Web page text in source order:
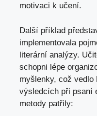
motivaci k učení.
Další příklad
implementovala
literární analýzy.
schopni lépe
myšlenky, což
výsledcích při psaní
metody patřily: